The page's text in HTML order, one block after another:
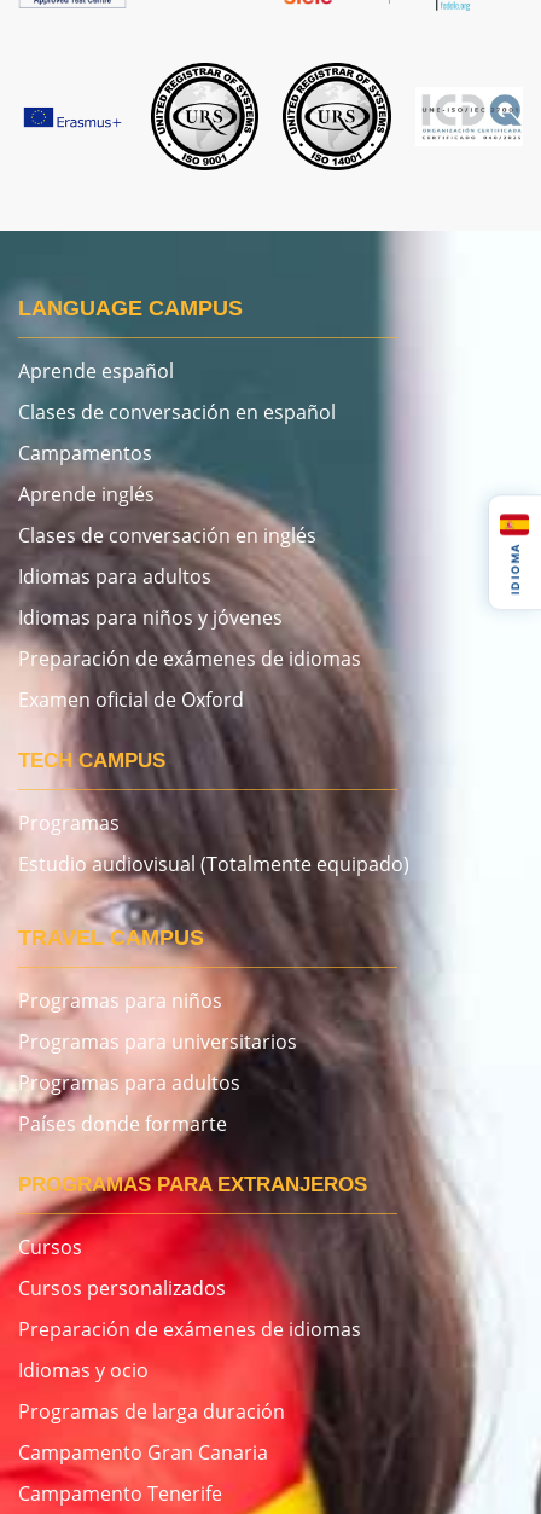
LANGUAGE CAMPUS
Aprende español
Clases de conversación en español
Campamentos
Aprende inglés
Clases de conversación en inglés
Idiomas para adultos
Idiomas para niños y jóvenes
Preparación de exámenes de idiomas
Examen oficial de Oxford
TECH CAMPUS
Programas
Estudio audiovisual (Totalmente equipado)
TRAVEL CAMPUS
Programas para niños
Programas para universitarios
Programas para adultos
Países donde formarte
PROGRAMAS PARA EXTRANJEROS
Cursos
Cursos personalizados
Preparación de exámenes de idiomas
Idiomas y ocio
Programas de larga duración
Campamento Gran Canaria
Campamento Tenerife
IDIOMA